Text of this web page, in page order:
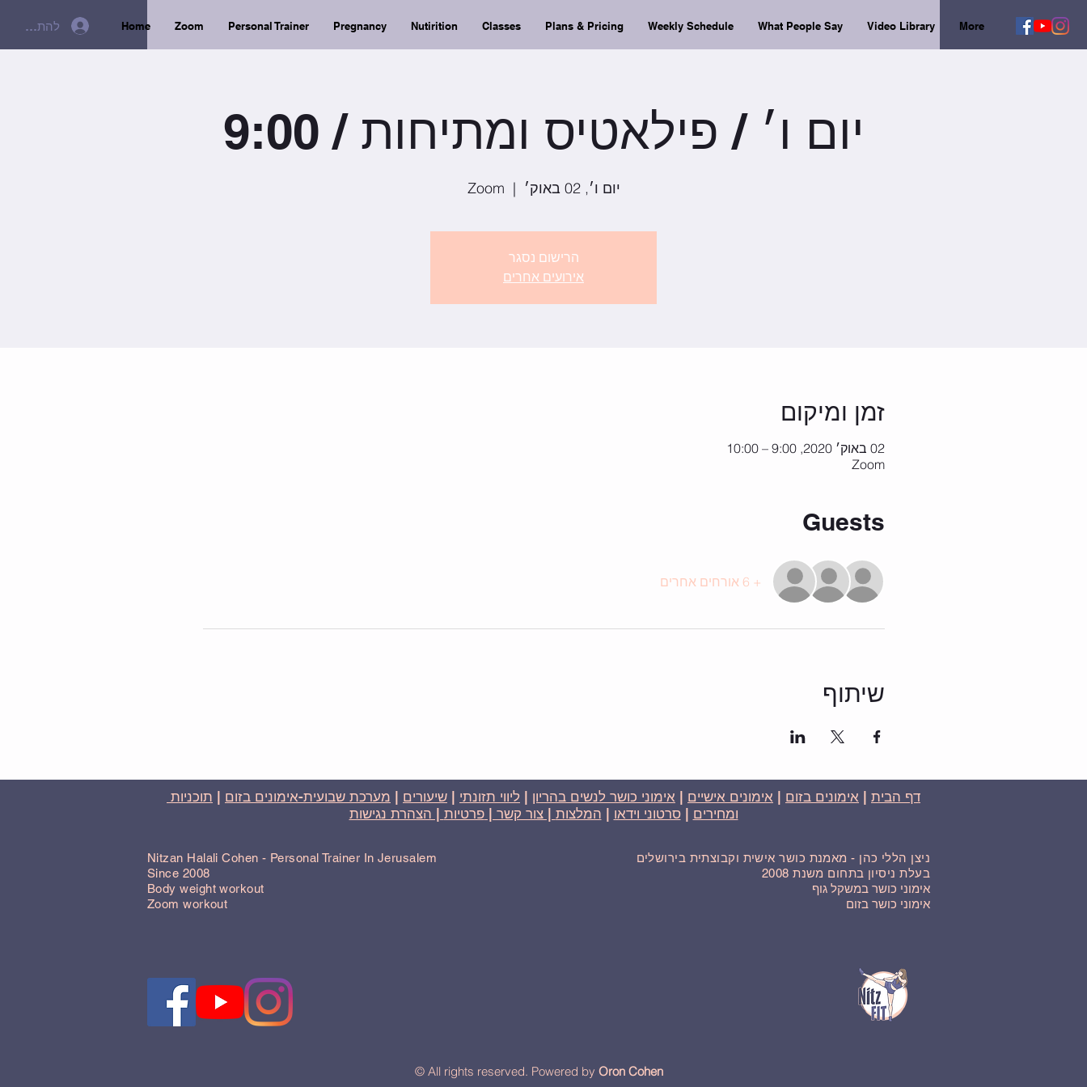
להתחברות Home Zoom Personal Trainer Pregnancy Nutirition Classes Plans & Pricing Weekly Schedule What People Say Video Library More
יום ו׳ / פילאטיס ומתיחות / 9:00
יום ו׳, 02 באוק׳
  |
Zoom
הרישום נסגר
אירועים אחרים
זמן ומיקום
02 באוק׳ 2020, 9:00 – 10:00
Zoom
Guests
+ 6 אורחים אחרים
שיתוף
דף הבית אימונים בזום אימונים אישיים אימוני כושר לנשים בהריון ליווי תזונתי שיעורים מערכת שבועית-אימונים בזום
תוכניות
ומחירים |סרטוני וידאו המלצות | צור קשר |פרטיות | הצהרת נגישות
Nitzan Halali Cohen - Personal Trainer In Jerusalem
Since 2008
Body weight workout
Zoom workout
ניצן הללי כהן - מאמנת כושר אישית וקבוצתית בירושלים
בעלת ניסיון בתחום משנת 2008
אימוני כושר במשקל גוף
אימוני כושר בזום
© All rights reserved. Powered by Oron Cohen